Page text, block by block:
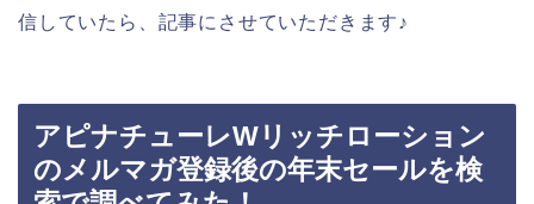
信していたら、記事にさせていただきます♪
アピナチューレWリッチローション
のメルマガ登録後の年末セールを検